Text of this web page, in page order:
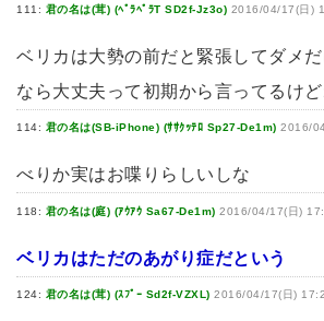
111: 君の名は(茸) (ﾍﾟﾗﾍﾟﾗT SD2f-Jz3o) 2016/04/17(日)
ベリカは大勢の前だと緊張してダメ
なら大丈夫って初期から言ってるけ
114: 君の名は(SB-iPhone) (ｻｻｸｯﾃﾛ Sp27-De1m) 2016/
べりか実はお喋りらしいしな
118: 君の名は(庭) (ｱｳｱｳ Sa67-De1m) 2016/04/17(日)
ベリカはただのあがり症だという
124: 君の名は(茸) (ｽﾌﾟｰ Sd2f-VZXL) 2016/04/17(日)